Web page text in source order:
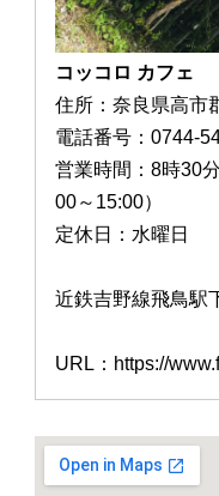
コッコロ カフェ
住所：奈良県高市
電話番号：0744-
営業時間：8時
00～15:00）
定休日：水曜日
近鉄吉野線飛鳥駅
URL：https://